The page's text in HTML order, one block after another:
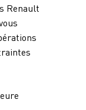
Renault